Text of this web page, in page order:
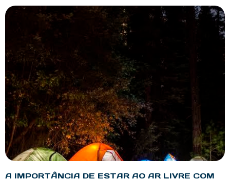
A IMPORTÂNCIA DE ESTAR AO AR LIVRE COM